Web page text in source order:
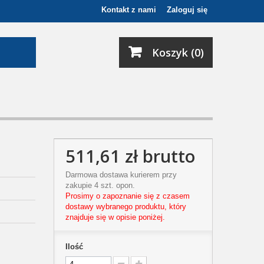
Zaloguj się
Kontakt z nami
Koszyk (0)
511,61 złbrutto
Darmowa dostawa kurierem przy
zakupie 4 szt. opon.
Prosimy o zapoznanie się z czasem
dostawy wybranego produktu, który
znajduje się w opisie poniżej.
Ilość